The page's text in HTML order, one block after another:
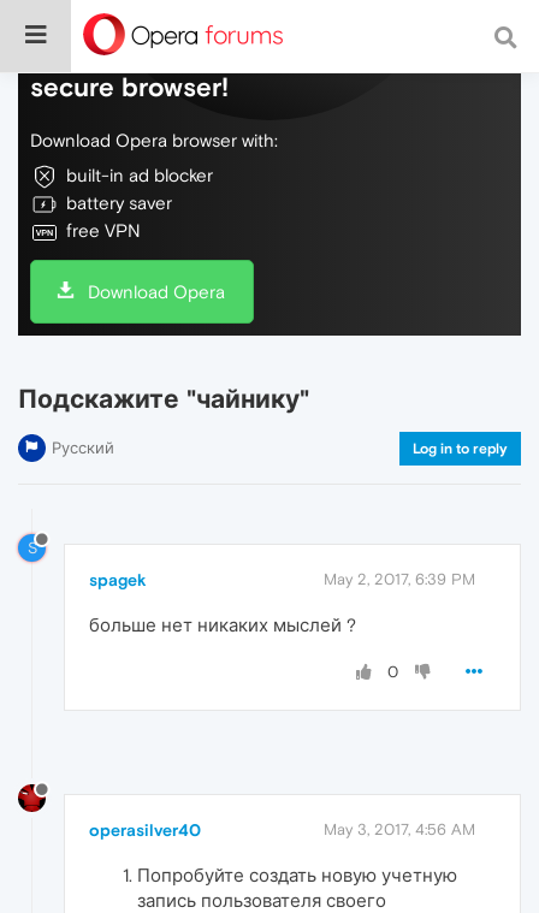
Do more on the web, with a fast and
secure browser!
Download Opera browser with:
built-in ad blocker
battery saver
free VPN
Download Opera
Подскажите "чайнику"
Русский Log in to reply
S
spagek May 2, 2017, 6:39 PM
больше нет никаких мыслей ?
0
operasilver40 May 3, 2017, 4:56 AM
Попробуйте создать новую учетную
запись пользователя своего